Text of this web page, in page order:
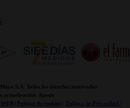
Mayo S.A. Todos los derechos reservados
actualización: Agosto
WEB| Politica de cookies|
Politica de Privacidad /